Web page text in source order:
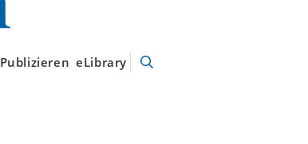
Publizieren eLibrary